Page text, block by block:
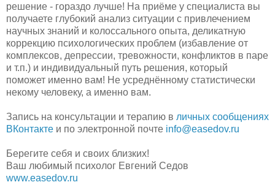
решение - гораздо лучше! На приёме у специалиста вы
получаете глубокий анализ ситуации с привлечением
научных знаний и колоссального опыта, деликатную
коррекцию психологических проблем (избавление от
комплексов, депрессии, тревожности, конфликтов в паре
и т.п.) и индивидуальный путь решения, который
поможет именно вам! Не усреднённому статистически
некому человеку, а именно вам.
Запись на консультации и терапию в личных сообщениях
ВКонтакте и по электронной почте info@easedov.ru
Берегите себя и своих близких!
Ваш любимый психолог Евгений Седов
www.easedov.ru